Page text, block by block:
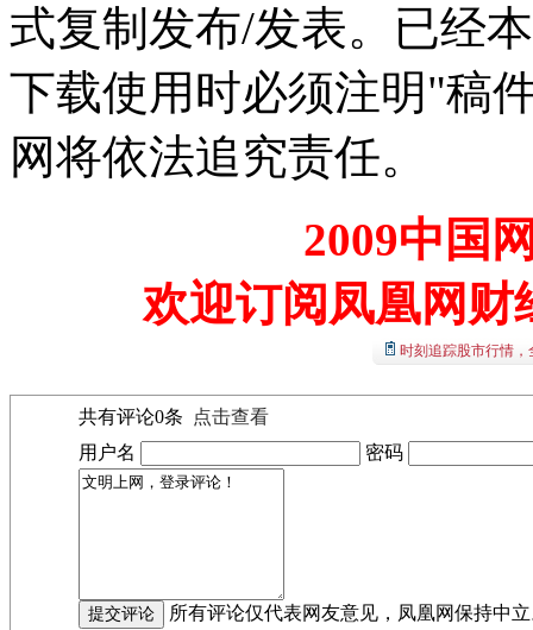
式复制发布/发表。已经
下载使用时必须注明"稿
网将依法追究责任。
2009中国
欢迎订阅凤凰网财
时刻追踪股市行情
共有评论0条
点击查看
用户名
密码
所有评论仅代表网友意见，凤凰网保持中